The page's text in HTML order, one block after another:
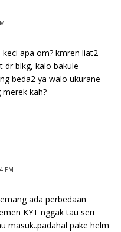
apa om? kmren liat2
dr blkg, kalo bakule
beda2 ya walo ukurane
kah?
PM
ada perbedaan
KYT nggak tau seri
masuk..padahal pake helm